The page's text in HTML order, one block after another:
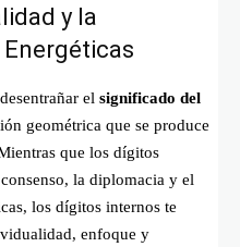
y la
el significado del
geométrica que se produce
que los dígitos
la diplomacia y el
los dígitos internos te
enfoque y